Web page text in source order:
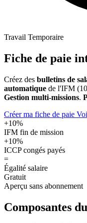
Travail Temporaire
Fiche de paie
Créez des bulletins de
automatique de l'IFM
Gestion multi-missions.
Créer ma fiche de paie
+10%
IFM fin de mission
+10%
ICCP congés payés
=
Égalité salaire
Gratuit
Aperçu sans abonnement
Composantes